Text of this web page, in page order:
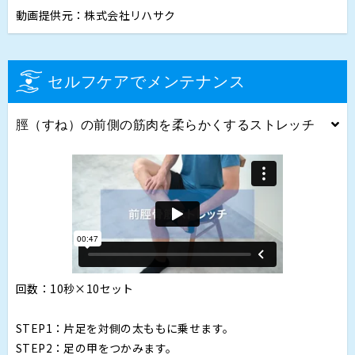
動画提供元：株式会社リハサク
セルフケアでメンテナンス
脛（すね）の前側の筋肉を柔らかくするストレッチ
回数：10秒×10セット
STEP1：片足を対側の太ももに乗せます。
STEP2：足の甲をつかみます。